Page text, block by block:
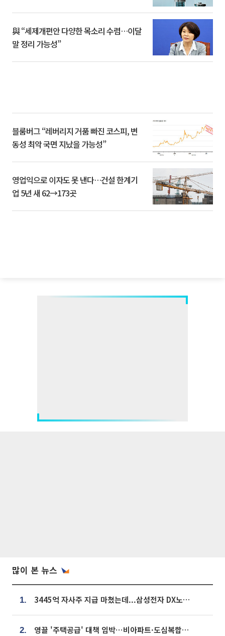
與 “세제개편안 다양한 목소리 수렴…이달
말 정리 가능성”
블룸버그 “레버리지 거품 빠진 코스피, 변
동성 최악 국면 지났을 가능성”
영업익으로 이자도 못 낸다…건설 한계기
업 5년 새 62→173곳
많이 본 뉴스
1. 3445억 자사주 지급 마쳤는데...삼성전자 DX노조, 뒤늦은 '떼쓰기 집회'
2. 영끌 '주택공급' 대책 임박⋯비아파트·도심복합까지 총동원